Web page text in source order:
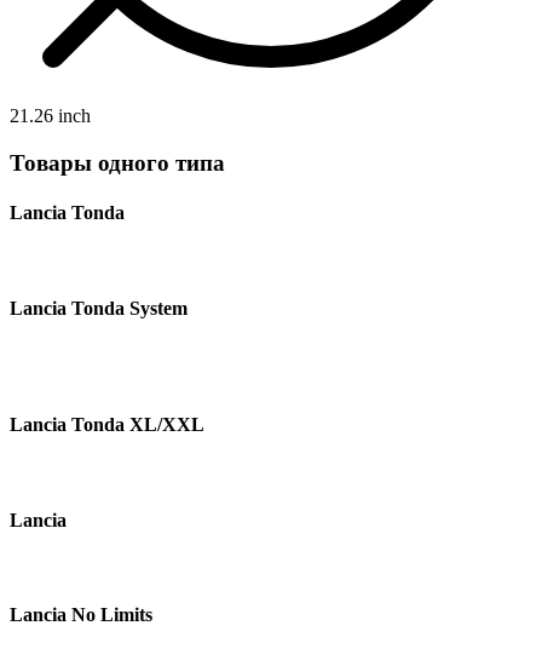
21.26 inch
Товары одного типа
Lancia Tonda
Lancia Tonda System
Lancia Tonda XL/XXL
Lancia
Lancia No Limits